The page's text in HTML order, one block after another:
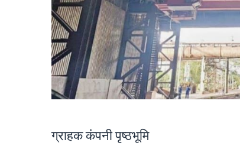
ग्राहक कंपनी पृष्ठभूमि